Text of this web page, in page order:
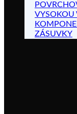
VYSOKOU
ZÁSUVKY